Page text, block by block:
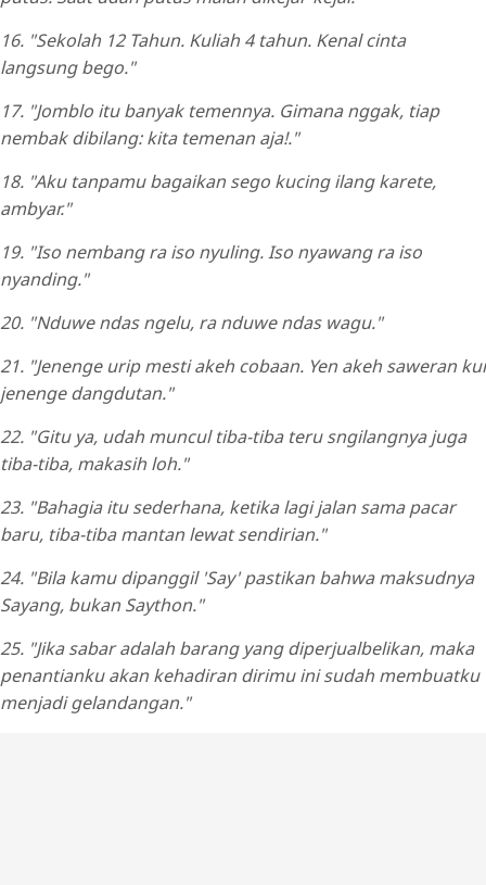
16. "Sekolah 12 Tahun. Kuliah 4 tahun. Kenal cinta
langsung bego."
17. "Jomblo itu banyak temennya. Gimana nggak, tiap
nembak dibilang: kita temenan aja!."
18. "Aku tanpamu bagaikan sego kucing ilang karete,
ambyar."
19. "Iso nembang ra iso nyuling. Iso nyawang ra iso
nyanding."
20. "Nduwe ndas ngelu, ra nduwe ndas wagu."
21. "Jenenge urip mesti akeh cobaan. Yen akeh saweran kui
jenenge dangdutan."
22. "Gitu ya, udah muncul tiba-tiba teru sngilangnya juga
tiba-tiba, makasih loh."
23. "Bahagia itu sederhana, ketika lagi jalan sama pacar
baru, tiba-tiba mantan lewat sendirian."
24. "Bila kamu dipanggil 'Say' pastikan bahwa maksudnya
Sayang, bukan Saython."
25. "Jika sabar adalah barang yang diperjualbelikan, maka
penantianku akan kehadiran dirimu ini sudah membuatku
menjadi gelandangan."